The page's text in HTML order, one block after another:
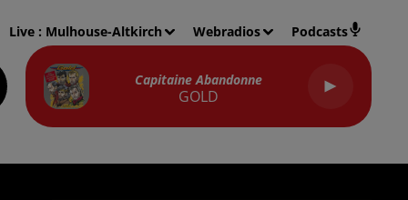
Live : Mulhouse-Altkirch Webradios Podcasts
Capitaine Abandonne
GOLD